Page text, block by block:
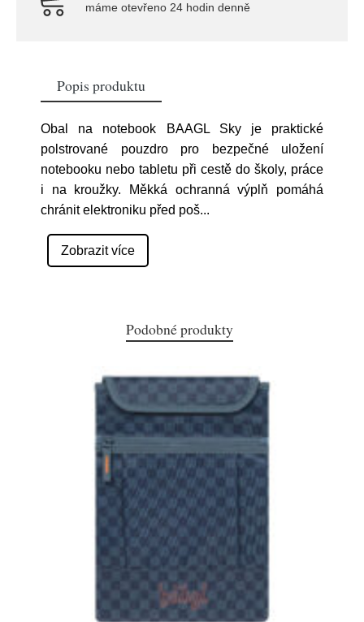
máme otevřeno 24 hodin denně
Popis produktu
Obal na notebook BAAGL Sky je praktické
polstrované pouzdro pro bezpečné uložení
notebooku nebo tabletu při cestě do školy, práce
i na kroužky. Měkká ochranná výplň pomáhá
chránit elektroniku před poš...
Zobrazit více
Podobné produkty